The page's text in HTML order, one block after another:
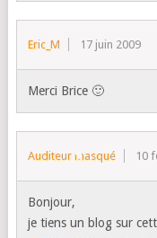
Eric_M 17 juin 2009
Merci Brice 🙂
Auditeur masqué 10
Bonjour,
je tiens un blog sur